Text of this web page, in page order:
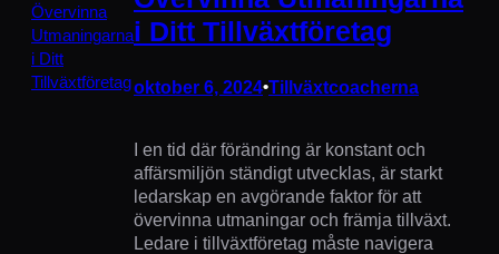
i Ditt Tillväxtföretag
oktober 6, 2024•Tillväxtcoacherna
I en tid där förändring är konstant och
affärsmiljön ständigt utvecklas, är starkt
ledarskap en avgörande faktor för att
övervinna utmaningar och främja tillväxt.
Ledare i tillväxtföretag måste navigera